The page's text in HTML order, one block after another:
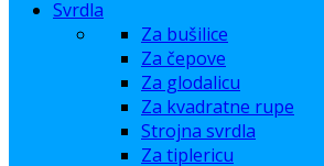
Svrdla
Za bušilice
Za čepove
Za glodalicu
Za kvadratne rupe
Strojna svrdla
Za tiplericu